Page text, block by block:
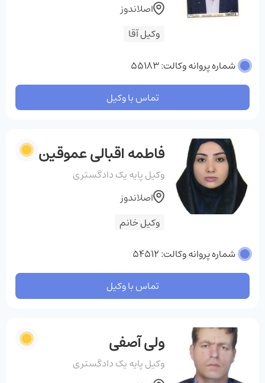
وکیل آقا
اصلاندوز
شماره پروانه وکالت: 55183
تماس با وکیل
فاطمه اقبالی عموقین
وکیل پایه یک دادگستری
وکیل خانم
اصلاندوز
شماره پروانه وکالت: 54512
تماس با وکیل
ولی آصفی
وکیل پایه یک دادگستری